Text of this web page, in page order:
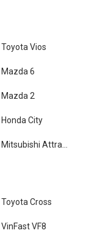
Toyota Vios
Mazda 6
Mazda 2
Honda City
Toyota Cross
VinFast VF8